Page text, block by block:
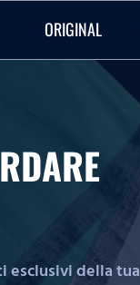
ORIGINAL
esclusivi della tua